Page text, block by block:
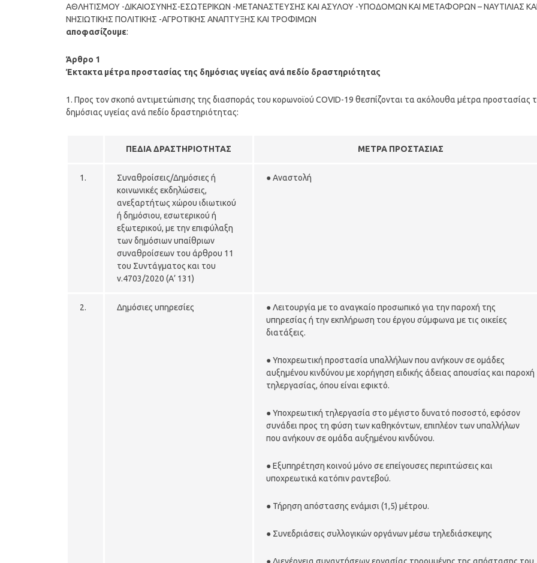
ΑΘΛΗΤΙΣΜΟΥ -ΔΙΚΑΙΟΣΥΝΗΣ-ΕΣΩΤΕΡΙΚΩΝ -ΜΕΤΑΝΑΣΤΕΥΣΗΣ ΚΑΙ ΑΣΥΛΟΥ -ΥΠΟΔΟΜΩΝ ΚΑΙ ΜΕΤΑΦΟΡΩΝ – ΝΑΥΤΙΛΙΑΣ ΚΑΙ
ΝΗΣΙΩΤΙΚΗΣ ΠΟΛΙΤΙΚΗΣ -ΑΓΡΟΤΙΚΗΣ ΑΝΑΠΤΥΞΗΣ ΚΑΙ ΤΡΟΦΙΜΩΝ
αποφασίζουμε:
Άρθρο 1
Έκτακτα μέτρα προστασίας της δημόσιας υγείας ανά πεδίο δραστηριότητας
1. Προς τον σκοπό αντιμετώπισης της διασποράς του κορωνοϊού COVID-19 θεσπίζονται τα ακόλουθα μέτρα προστασίας
δημόσιας υγείας ανά πεδίο δραστηριότητας:
ΠΕΔΙΑ ΔΡΑΣΤΗΡΙΟΤΗΤΑΣ ΜΕΤΡΑ ΠΡΟΣΤΑΣΙΑΣ
1.
Συναθροίσεις/Δημόσιες ή
κοινωνικές εκδηλώσεις,
ανεξαρτήτως χώρου ιδιωτικού
ή δημόσιου, εσωτερικού ή
εξωτερικού, με την επιφύλαξη
των δημόσιων υπαίθριων
συναθροίσεων του άρθρου 11
του Συντάγματος και του
ν.4703/2020 (Α’ 131)
● Αναστολή
2. Δημόσιες υπηρεσίες
● Λειτουργία με το αναγκαίο προσωπικό για την παροχή της
υπηρεσίας ή την εκπλήρωση του έργου σύμφωνα με τις οικείες
διατάξεις.
● Υποχρεωτική προστασία υπαλλήλων που ανήκουν σε ομάδες
αυξημένου κινδύνου με χορήγηση ειδικής άδειας απουσίας και παροχή
τηλεργασίας, όπου είναι εφικτό.
● Υποχρεωτική τηλεργασία στο μέγιστο δυνατό ποσοστό, εφόσον
συνάδει προς τη φύση των καθηκόντων, επιπλέον των υπαλλήλων
που ανήκουν σε ομάδα αυξημένου κινδύνου.
● Εξυπηρέτηση κοινού μόνο σε επείγουσες περιπτώσεις και
υποχρεωτικά κατόπιν ραντεβού.
● Τήρηση απόστασης ενάμισι (1,5) μέτρου.
● Συνεδριάσεις συλλογικών οργάνων μέσω τηλεδιάσκεψης